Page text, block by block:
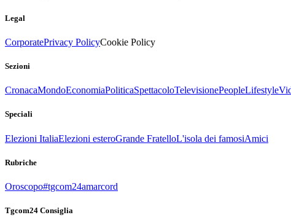
Legal
CorporatePrivacy PolicyCookie Policy
Sezioni
CronacaMondoEconomiaPoliticaSpettacoloTelevisionePeopleLifestyle
Speciali
Elezioni ItaliaElezioni esteroGrande FratelloL'isola dei famosiAmici
Rubriche
Oroscopo#tgcom24amarcord
Tgcom24 Consiglia